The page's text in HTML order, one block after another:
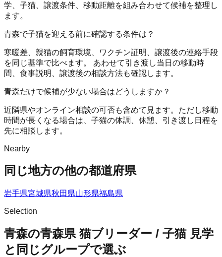
学、子猫、譲渡条件、移動距離を組み合わせて候補を整理し
ます。
青森で子猫を迎える前に確認する条件は？
寒暖差、親猫の飼育環境、ワクチン証明、譲渡後の連絡手段
を同じ基準で比べます。 あわせて引き渡し当日の移動時
間、食事説明、譲渡後の相談方法も確認します。
青森だけで候補が少ない場合はどうしますか？
近隣県やオンライン相談の可否も含めて見ます。ただし移動
時間が長くなる場合は、子猫の体調、休憩、引き渡し日程を
先に相談します。
Nearby
同じ地方の他の都道府県
岩手県宮城県秋田県山形県福島県
Selection
青森の青森県 猫ブリーダー / 子猫 見学
と同じグループで選ぶ